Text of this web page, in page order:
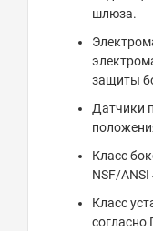
шлюза.
защиты
Датчики
Класс
NSF/ANSI
Класс
согласно